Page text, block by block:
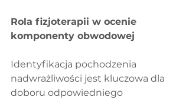
Rola fizjoterapii w ocenie
komponenty obwodowej
Identyfikacja pochodzenia
nadwrażliwości jest kluczowa dla
doboru odpowiedniego